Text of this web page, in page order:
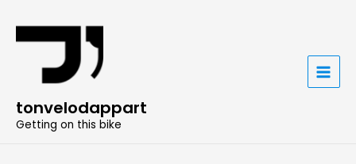
tonvelodappart
Getting on this bike
MAIN